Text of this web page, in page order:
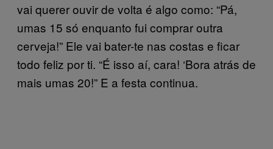
vai querer ouvir de volta é algo como: “Pá,
umas 15 só enquanto fui comprar outra
cerveja!” Ele vai bater-te nas costas e ficar
todo feliz por ti. “É isso aí, cara! ‘Bora atrás de
mais umas 20!” E a festa continua.